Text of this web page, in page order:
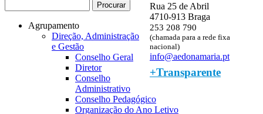
Rua 25 de Abril
4710-913 Braga
253 208 790
(chamada para a rede fixa
nacional)
info@aedonamaria.pt
+Transparente
Formulário de procura
Agrupamento
Direção, Administração
e Gestão
Conselho Geral
Diretor
Conselho
Administrativo
Conselho Pedagógico
Organização do Ano Letivo